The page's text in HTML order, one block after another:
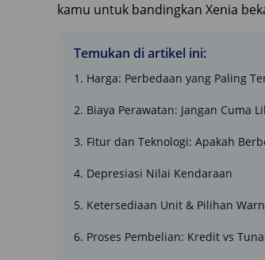
kamu untuk bandingkan Xenia
Temukan di artikel ini:
1. Harga: Perbedaan yang Paling
2. Biaya Perawatan: Jangan Cuma
3. Fitur dan Teknologi: Apakah
4. Depresiasi Nilai Kendaraan
5. Ketersediaan Unit & Pilihan
6. Proses Pembelian: Kredit vs